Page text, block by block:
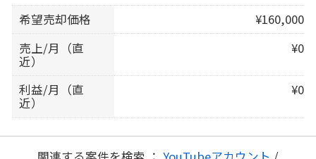
希望売却価格
¥160,000
売上/月（直
近）
¥0
利益/月（直
近）
¥0